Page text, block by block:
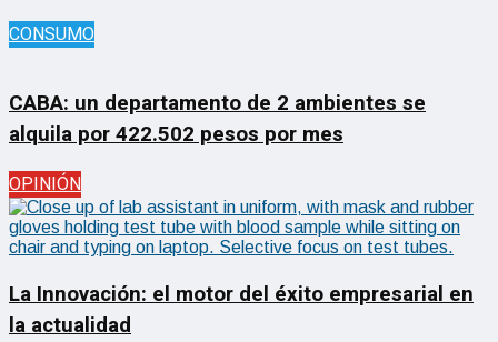
CONSUMO
CABA: un departamento de 2 ambientes se
alquila por 422.502 pesos por mes
OPINIÓN
La Innovación: el motor del éxito empresarial en
la actualidad